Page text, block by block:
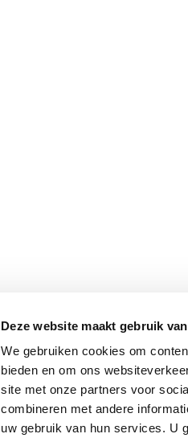
Deze website maakt gebruik
We gebruiken cookies om
bieden en om ons
site met onze partners voor
combineren met andere
uw gebruik van hun services. U